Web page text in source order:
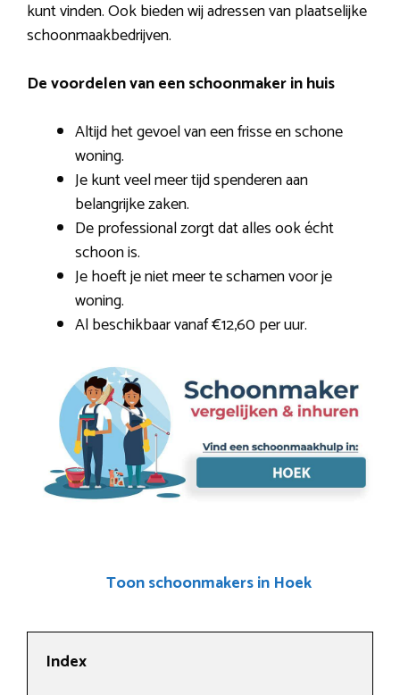
kunt vinden. Ook bieden wij adressen van plaatselijke
schoonmaakbedrijven.
De voordelen van een schoonmaker in huis
Altijd het gevoel van een frisse en schone
woning.
Je kunt veel meer tijd spenderen aan
belangrijke zaken.
De professional zorgt dat alles ook écht
schoon is.
Je hoeft je niet meer te schamen voor je
woning.
Al beschikbaar vanaf €12,60 per uur.
Toon schoonmakers in Hoek
Index